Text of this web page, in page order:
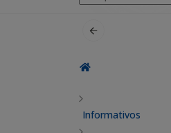
por:
Informativos